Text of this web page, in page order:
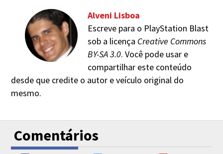
Alveni Lisboa
Escreve para o PlayStation Blast
sob a licença Creative Commons
BY-SA 3.0. Você pode usar e
compartilhar este conteúdo
desde que credite o autor e veículo original do
mesmo.
Comentários